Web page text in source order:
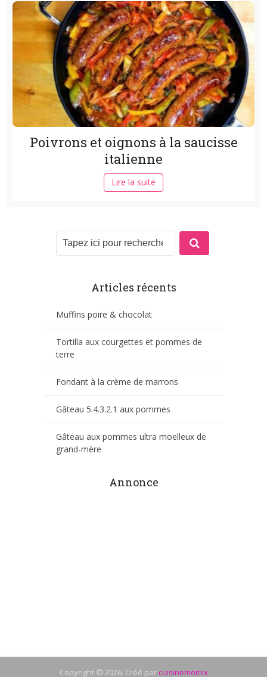
Poivrons et oignons à la saucisse
italienne
Lire la suite
Articles récents
Muffins poire & chocolat
Tortilla aux courgettes et pommes de
terre
Fondant à la crème de marrons
Gâteau 5.4.3.2.1 aux pommes
Gâteau aux pommes ultra moelleux de
grand-mère
Annonce
Copyright © 2026. Créé par cuisinemomix